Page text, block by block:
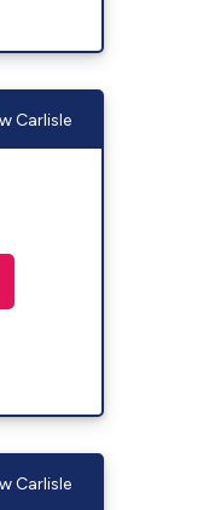
Carlisle
Carlisle